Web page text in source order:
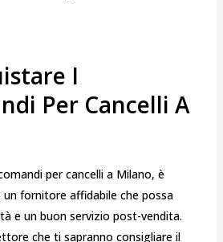
I
Per Cancelli A
per cancelli a Milano, è
fornitore affidabile che possa
e un buon servizio post-vendita.
che ti sapranno consigliare il